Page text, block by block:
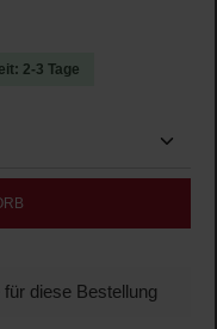
5 Sternen
2-3 Tage
Wert ein
diese Bestellung